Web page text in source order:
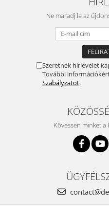
Fülbevaló
Ékszer szett
Fémmentes ékszerek
Környezettudatos termékek
Kenyérzsák
Ne maradj le az
Szeretnék hírlevelet
További
Szabályzatot.
Kövessen minket